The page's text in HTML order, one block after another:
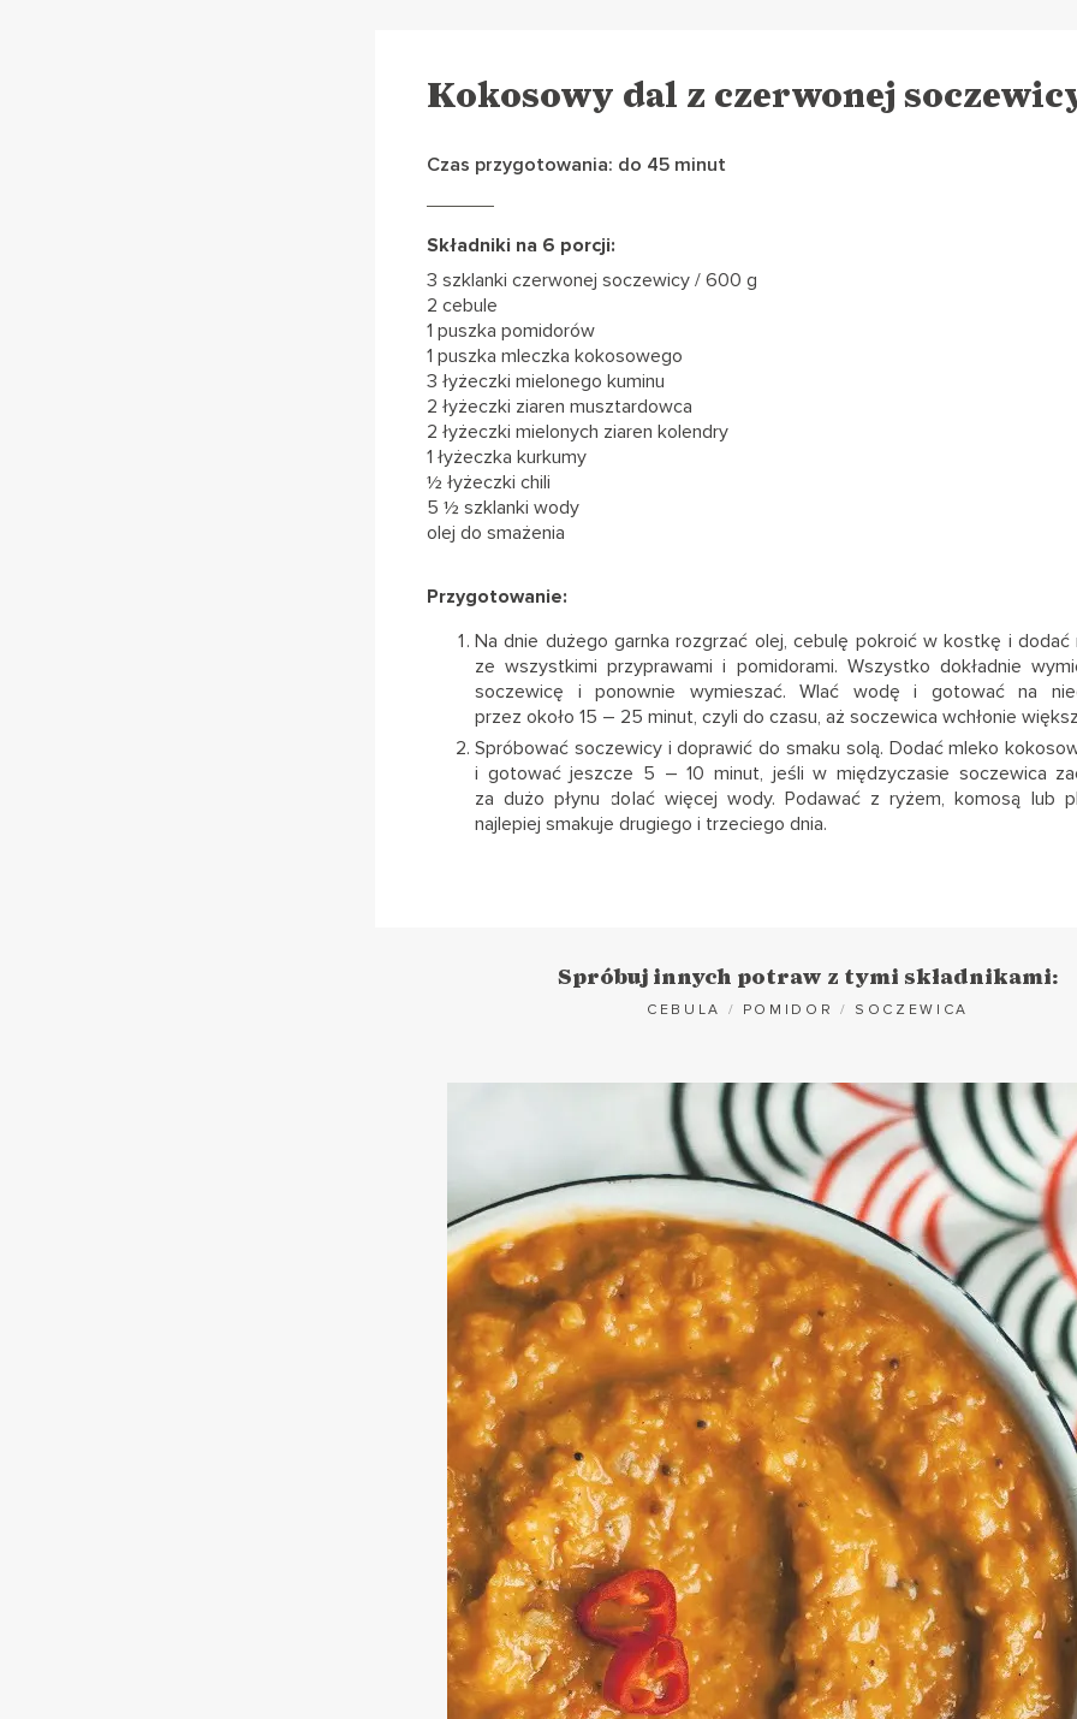
Kokosowy dal z czerwonej
Czas przygotowania: do 45 minut
Składniki na 6 porcji:
3 szklanki czerwonej soczewicy / 600 g
2 cebule
1 puszka pomidorów
1 puszka mleczka kokosowego
3 łyżeczki mielonego kuminu
2 łyżeczki ziaren musztardowca
2 łyżeczki mielonych ziaren kolendry
1 łyżeczka kurkumy
½ łyżeczki chili
5 ½ szklanki wody
olej do smażenia
Przygotowanie:
Na dnie dużego garnka rozgrzać olej, cebulę pokroić w kostkę i dodać
ze wszystkimi przyprawami i pomidorami. Wszystko dokładnie
soczewicę i ponownie wymieszać. Wlać wodę i gotować na
przez około 15 – 25 minut, czyli do czasu, aż soczewica wchłonie
Spróbować soczewicy i doprawić do smaku solą. Dodać mleko
i gotować jeszcze 5 – 10 minut, jeśli w międzyczasie soczewica
za dużo płynu dolać więcej wody. Podawać z ryżem, komosą lub
najlepiej smakuje drugiego i trzeciego dnia.
Spróbuj innych potraw z tymi składnikami:
CEBULA / POMIDOR / SOCZEWICA